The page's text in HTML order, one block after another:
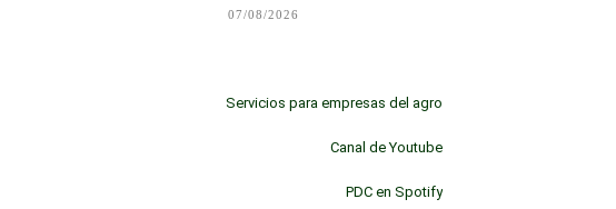
07/08/2026
Servicios para empresas del agro
Canal de Youtube
PDC en Spotify